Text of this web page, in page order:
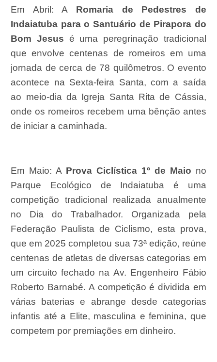
Em Abril:A Romaria de Pedestres de
Indaiatuba para o Santuário de Pirapora do
Bom Jesus é uma peregrinação tradicional
que envolve centenas de romeiros em uma
jornada de cerca de 78 quilômetros. O evento
acontece na Sexta-feira Santa, com a saída
ao meio-dia da Igreja Santa Rita de Cássia,
onde os romeiros recebem uma bênção antes
de iniciar a caminhada.
Em Maio:A Prova Ciclística 1º de Maio no
Parque Ecológico de Indaiatuba é uma
competição tradicional realizada anualmente
no Dia do Trabalhador. Organizada pela
Federação Paulista de Ciclismo, esta prova,
que em 2025 completou sua 73ª edição, reúne
centenas de atletas de diversas categorias em
um circuito fechado na Av. Engenheiro Fábio
Roberto Barnabé. A competição é dividida em
várias baterias e abrange desde categorias
infantis até a Elite, masculina e feminina, que
competem por premiações em dinheiro.